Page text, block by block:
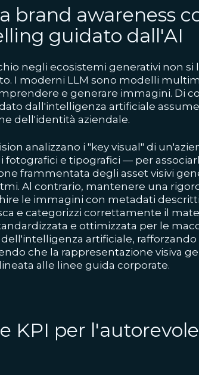
brand awareness
guidato dall'AI
negli ecosistemi generativi non si
I moderni LLM sono modelli
e generare immagini. Di
dall'intelligenza artificiale
dell'identità aziendale.
analizzano i "key visual" di
fotografici e tipografici — per
frammentata degli asset visivi
Al contrario, mantenere una
le immagini con metadati
e categorizzi correttamente il
e ottimizzata per le
artificiale, rafforzando
che la rappresentazione visiva
alle linee guida corporate.
KPI per